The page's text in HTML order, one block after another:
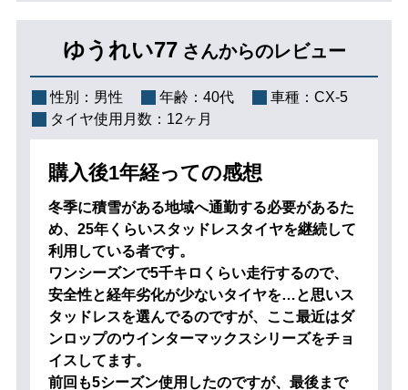
ゆうれい77 さんからのレビュー
性別： 男性 年齢： 40代 車種： CX-5
タイヤ使用月数： 12ヶ月
購入後1年経っての感想
冬季に積雪がある地域へ通勤する必要があるた
め、25年くらいスタッドレスタイヤを継続して
利用している者です。
ワンシーズンで5千キロくらい走行するので、
安全性と経年劣化が少ないタイヤを…と思いス
タッドレスを選んでるのですが、ここ最近はダ
ンロップのウインターマックスシリーズをチョ
イスしてます。
前回も5シーズン使用したのですが、最後まで